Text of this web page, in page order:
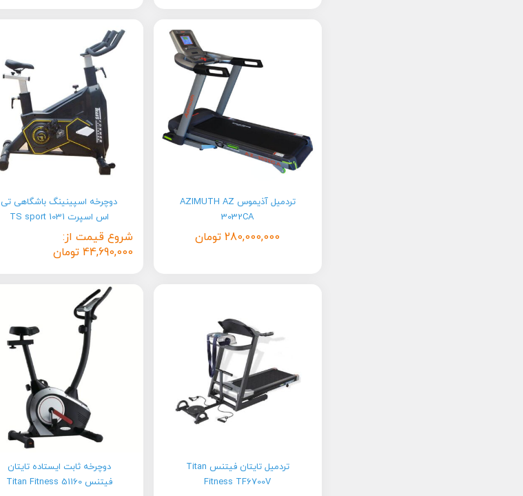
تردمیل آذیموس AZIMUTH AZ
3032CA
280,000,000 تومان
دوچرخه اسپینینگ باشگاهی تی
اس اسپرت 1031 TS sport
شروع قیمت از:
44,690,000 تومان
تردمیل تایتان فیتنس Titan
Fitness TF6700V
دوچرخه ثابت ایستاده تایتان
فیتنس Titan Fitness 51160